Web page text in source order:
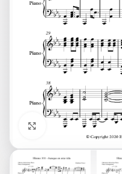
Click to enlarge